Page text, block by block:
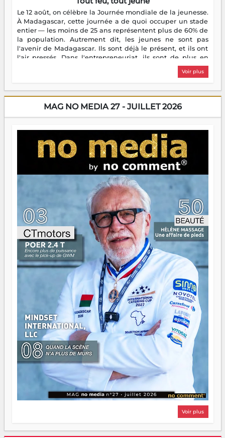
Le 12 août, on célèbre la Journée mondiale de la jeunesse.
À Madagascar, cette journée a de quoi occuper un stade
entier — les moins de 25 ans représentent plus de 60% de
la population. Autrement dit, les jeunes ne sont pas
l'avenir de Madagascar. Ils sont déjà le présent, et ils ont
l'air pressés. Dans l'entrepreneuriat, ils sont de plus en
plus nombreux à se lancer, à créer, à risquer — souvent
sans filet, souvent sans aide, mais toujours avec cette
dorment vraiment la nuit. En culture, les nouvelles sont
encore meilleures. Aina Rasamoelina vient de décrocher le
Prix RFI Instrumental Afrique. Miangaly Elia rafle le Prix
jeunes qui tiennent la torche. Alors oui, on pourrait
s'arrêter là, applaudir et rentrer chez soi satisfait. Mais ce
serait passer à côté d'une chose essentielle. La fougue, ça
brûle fort — et parfois, ça brûle vite. Une flamme sans
direction peut éclairer autant qu'elle peut consumer. C'est
là que les aînés entrent en scène — pas pour reprendre le
gouvernail, mais pour montrer où sont les récifs. Les jeunes
ont la force, les vieux ont l'expérience, comme on dit. Ce
n'est pas un combat de générations — c'est une question
d'équipage. Partagez vos réussites, mais aussi vos échecs.
Surtout vos échecs, d'ailleurs — ils enseignent mieux que
n'importe quel manuel. À Madagascar, la barque avance.
Il faut juste s'assurer que tout le monde rame dans le
même sens.
Voir plus
MAG NO MEDIA 27 - JUILLET 2026
Voir plus